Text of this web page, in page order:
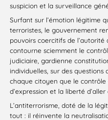
suspicion et la surveillance
Surfant sur l’émotion légitime
terroristes, le gouvernement
pouvoirs coercitifs de
contourne sciemment le
judiciaire, gardienne
individuelles, sur des questions
chaque citoyen que le contrôle
d’expression et la liberté d’aller
L’antiterrorisme, doté de la
tout : il réinvente la